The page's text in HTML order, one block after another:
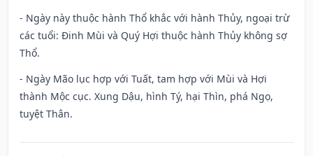
- Ngày này thuộc hành Thổ khắc với hành Thủy, ngoại trừ
các tuổi: Đinh Mùi và Quý Hợi thuộc hành Thủy không sợ
Thổ.
- Ngày Mão lục hợp với Tuất, tam hợp với Mùi và Hợi
thành Mộc cục. Xung Dậu, hình Tý, hại Thìn, phá Ngọ,
tuyệt Thân.